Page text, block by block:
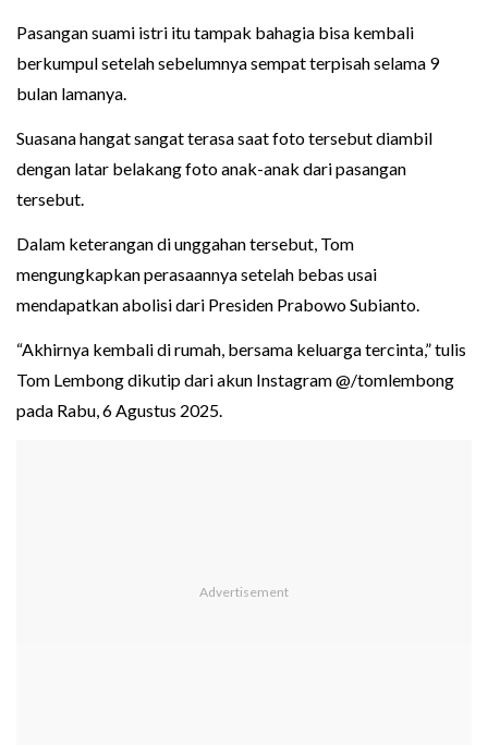
Pasangan suami istri itu tampak bahagia bisa kembali
berkumpul setelah sebelumnya sempat terpisah selama 9
bulan lamanya.
Suasana hangat sangat terasa saat foto tersebut diambil
dengan latar belakang foto anak-anak dari pasangan
tersebut.
Dalam keterangan di unggahan tersebut, Tom
mengungkapkan perasaannya setelah bebas usai
mendapatkan abolisi dari Presiden Prabowo Subianto.
“Akhirnya kembali di rumah, bersama keluarga tercinta,” tulis
Tom Lembong dikutip dari akun Instagram @/tomlembong
pada Rabu, 6 Agustus 2025.